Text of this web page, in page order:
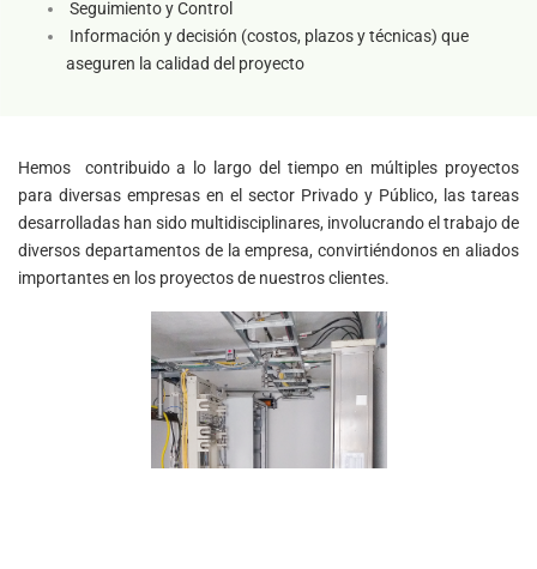
Seguimiento y Control
Información y decisión (costos, plazos y técnicas) que
aseguren la calidad del proyecto
Hemos contribuido a lo largo del tiempo en múltiples proyectos
para diversas empresas en el sector Privado y Público, las tareas
desarrolladas han sido multidisciplinares, involucrando el trabajo de
diversos departamentos de la empresa, convirtiéndonos en aliados
importantes en los proyectos de nuestros clientes.